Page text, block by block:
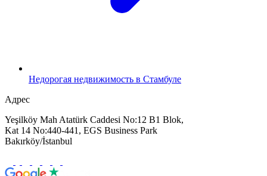
Недорогая недвижимость в Стамбуле
Адрес
Yeşilköy Mah Atatürk Caddesi No:12 B1 Blok,
Kat 14 No:440-441, EGS Business Park
Bakırköy/İstanbul